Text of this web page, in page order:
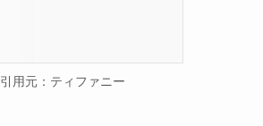
引用元：ティファニー